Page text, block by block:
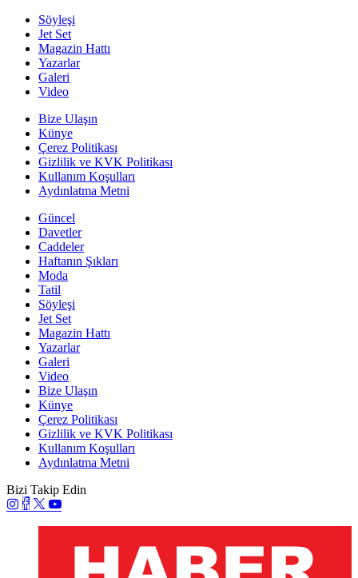
Söyleşi
Jet Set
Magazin Hattı
Yazarlar
Galeri
Video
Bize Ulaşın
Künye
Çerez Politikası
Gizlilik ve KVK Politikası
Kullanım Koşulları
Aydınlatma Metni
Güncel
Davetler
Caddeler
Haftanın Şıkları
Moda
Tatil
Söyleşi
Jet Set
Magazin Hattı
Yazarlar
Galeri
Video
Bize Ulaşın
Künye
Çerez Politikası
Gizlilik ve KVK Politikası
Kullanım Koşulları
Aydınlatma Metni
Bizi Takip Edin